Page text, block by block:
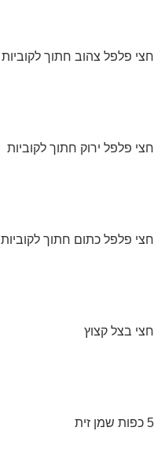
חצי פלפל צהוב חתוך לקוביות
חצי פלפל ירוק חתוך לקוביות
חצי פלפל כתום חתוך לקוביות
חצי בצל קצוץ
5 כפות שמן זית